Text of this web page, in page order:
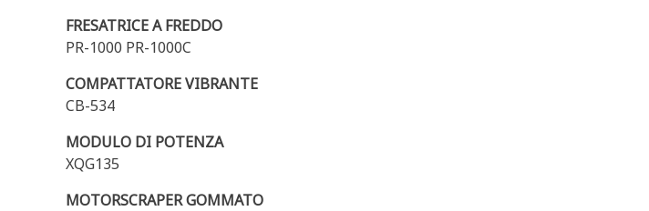
FRESATRICE A FREDDO
PR-1000 PR-1000C
COMPATTATORE VIBRANTE
CB-534
MODULO DI POTENZA
XQG135
MOTORSCRAPER GOMMATO